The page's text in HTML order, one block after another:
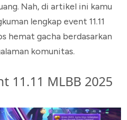
Nah, di artikel ini kamu
lengkap event 11.11
hemat gacha berdasarkan
komunitas.
11.11 MLBB 2025